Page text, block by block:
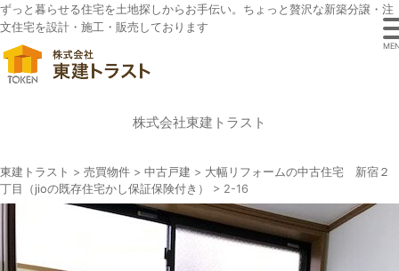
ずっと暮らせる住宅を土地探しからお手伝い。ちょっと贅沢な新築分譲・注
文住宅を設計・施工・販売しております
株式会社東建トラスト
東建トラスト > 売買物件 > 中古戸建 > 大幅リフォームの中古住宅 新宿２
丁目（jioの既存住宅かし保証保険付き）
> 2-16